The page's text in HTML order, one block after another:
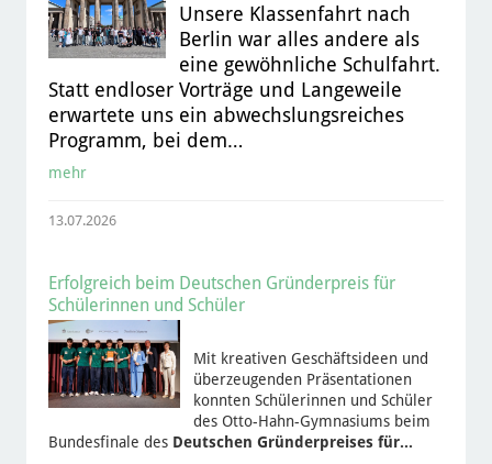
Unsere Klassenfahrt nach
Berlin war alles andere als
eine gewöhnliche Schulfahrt.
Statt endloser Vorträge und Langeweile
erwartete uns ein abwechslungsreiches
Programm, bei dem…
mehr
13.07.2026
Erfolgreich beim Deutschen Gründerpreis für
Schülerinnen und Schüler
Mit kreativen Geschäftsideen und
überzeugenden Präsentationen
konnten Schülerinnen und Schüler
des Otto-Hahn-Gymnasiums beim
Bundesfinale des Deutschen Gründerpreises für…